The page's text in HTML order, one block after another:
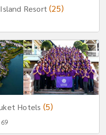
Island Resort(25)
Hotels (5)